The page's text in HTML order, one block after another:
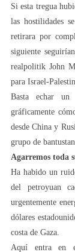
Si esta tregua
las hostilidades
retirara por
siguiente
realpolitik John
para Israel-
Basta echar
gráficamente
desde China y
grupo de
Agarremos toda
Ha habido un
del petroyuan
urgentemente
dólares
costa de Gaza.
Aquí entra en